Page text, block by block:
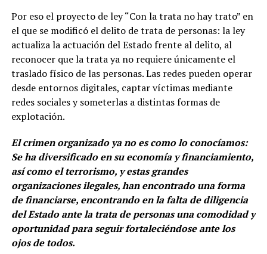
Por eso el proyecto de ley “Con la trata no hay trato” en
el que se modificó el delito de trata de personas: la ley
actualiza la actuación del Estado frente al delito, al
reconocer que la trata ya no requiere únicamente el
traslado físico de las personas. Las redes pueden operar
desde entornos digitales, captar víctimas mediante
redes sociales y someterlas a distintas formas de
explotación.
El crimen organizado ya no es como lo conocíamos:
Se ha diversificado en su economía y financiamiento,
así como el terrorismo, y estas grandes
organizaciones ilegales, han encontrado una forma
de financiarse, encontrando en la falta de diligencia
del Estado ante la trata de personas una comodidad y
oportunidad para seguir fortaleciéndose ante los
ojos de todos.